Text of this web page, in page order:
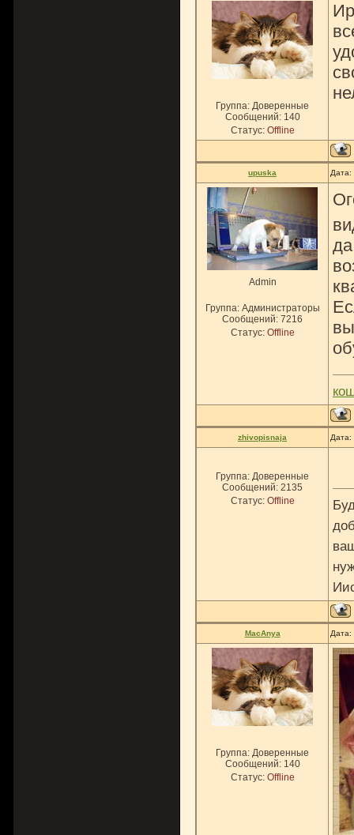
Группа: Доверенные
Сообщений: 140
Статус: Offline
upuska
Admin
Группа: Администраторы
Сообщений: 7216
Статус: Offline
zhivopisnaja
Группа: Доверенные
Сообщений: 2135
Статус: Offline
MacAnya Дата:
Группа: Доверенные
Сообщений: 140
Статус: Offline